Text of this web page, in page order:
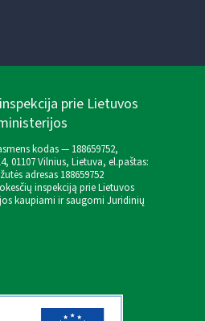
prie Lietuvos
kodas — 188659752,
01107 Vilnius, Lietuva, el.paštas:
adresas 188659752
inspekciją prie Lietuvos
kaupiami ir saugomi Juridinių